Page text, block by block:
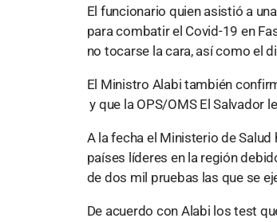
El funcionario quien asistió a
para combatir el Covid-19 en
no tocarse la cara, así como el
El Ministro Alabi también
y que la OPS/OMS El Salvador
A la fecha el Ministerio de
países líderes en la región
de dos mil pruebas las que se
De acuerdo con Alabi los test